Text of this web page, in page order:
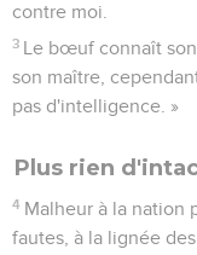
contre moi.
3 Le bœuf connaît
son maître,
pas d'intelligence. »
Plus rien
4 Malheur à la nation
fautes, à la lignée